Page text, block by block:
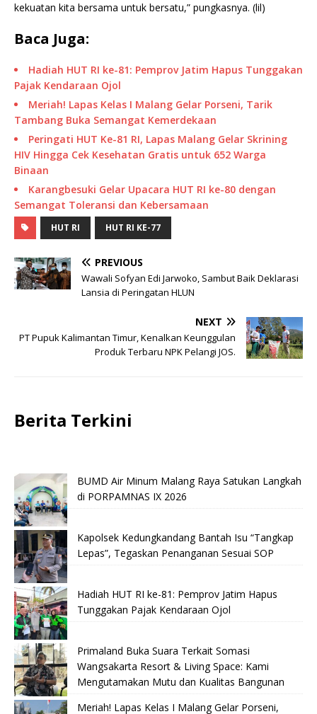
kekuatan kita bersama untuk bersatu,” pungkasnya. (lil)
Baca Juga:
Hadiah HUT RI ke-81: Pemprov Jatim Hapus Tunggakan
Pajak Kendaraan Ojol
Meriah! Lapas Kelas I Malang Gelar Porseni, Tarik
Tambang Buka Semangat Kemerdekaan
Peringati HUT Ke-81 RI, Lapas Malang Gelar Skrining
HIV Hingga Cek Kesehatan Gratis untuk 652 Warga
Binaan
Karangbesuki Gelar Upacara HUT RI ke-80 dengan
Semangat Toleransi dan Kebersamaan
HUT RI HUT RI KE-77
PREVIOUS
Wawali Sofyan Edi Jarwoko, Sambut Baik Deklarasi
Lansia di Peringatan HLUN
NEXT
PT Pupuk Kalimantan Timur, Kenalkan Keunggulan
Produk Terbaru NPK Pelangi JOS.
Berita Terkini
BUMD Air Minum Malang Raya Satukan Langkah
di PORPAMNAS IX 2026
Kapolsek Kedungkandang Bantah Isu “Tangkap
Lepas”, Tegaskan Penanganan Sesuai SOP
Hadiah HUT RI ke-81: Pemprov Jatim Hapus
Tunggakan Pajak Kendaraan Ojol
Primaland Buka Suara Terkait Somasi
Wangsakarta Resort & Living Space: Kami
Mengutamakan Mutu dan Kualitas Bangunan
Meriah! Lapas Kelas I Malang Gelar Porseni,